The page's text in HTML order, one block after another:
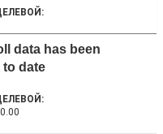
data has been
to date